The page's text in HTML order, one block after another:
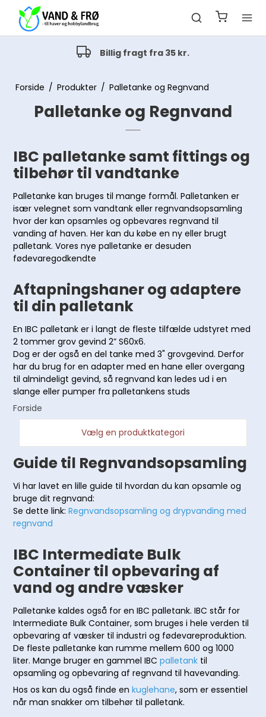
Billig fragt fra 35 kr.
Forside / Produkter / Palletanke og Regnvand
Palletanke og Regnvand
IBC palletanke samt fittings og
tilbehør til vandtanke
Palletanke kan bruges til mange formål. Palletanken er
især velegnet som vandtank eller regnvandsopsamling
hvor der kan opsamles og opbevares regnvand til
vanding af haven. Her kan du købe en ny eller brugt
palletank. Vores nye palletanke er desuden
fødevaregodkendte
Aftapningshaner og adaptere
til din palletank
En IBC palletank er i langt de fleste tilfælde udstyret med
2 tommer grov gevind 2” S60x6.
Dog er der også en del tanke med 3" grovgevind. Derfor
har du brug for en adapter med en hane eller overgang
til almindeligt gevind, så regnvand kan ledes ud i en
slange eller pumper fra palletankens studs
Forside
Vælg en produktkategori
Guide til Regnvandsopsamling
Vi har lavet en lille guide til hvordan du kan opsamle og
bruge dit regnvand:
Se dette link:Regnvandsopsamling og drypvanding med
regnvand
IBC Intermediate Bulk
Container til opbevaring af
vand og andre væsker
Palletanke kaldes også for en IBC palletank. IBC står for
Intermediate Bulk Container, som bruges i hele verden til
opbevaring af væsker til industri og fødevareproduktion.
De fleste palletanke kan rumme mellem 600 og 1000
liter. Mange bruger en gammel IBCpalletank til
opsamling og opbevaring af regnvand til havevanding.
Hos os kan du også finde enkuglehane, som er essentiel
når man snakker om tilbehør til palletank.